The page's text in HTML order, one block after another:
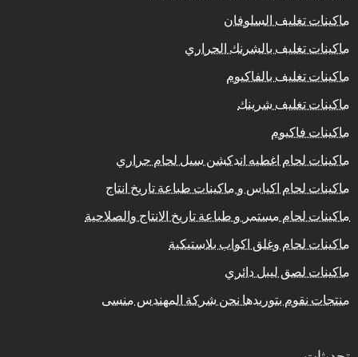
ماكينات تغليف السلوفان
ماكينات تغليف بالشرنك الحراري
ماكينات تغليف بالفاكيوم
ماكينات تغليف شرينك
ماكينات فاكيوم
ماكينات لحام اغطيه اندكشن سيل لحام حراري
ماكينات لحام اكياس و ماكينات طباعة تاريخ انتاج
ماكينات لحام مستمر و طباعة تاريخ الانتاج والصلاحية
ماكينات لحام وغلق اكواب بلاستيكية
ماكينات لصق ليبل دائري
منتجات نقوم بتوريدها نحن شركة المهندس منسى